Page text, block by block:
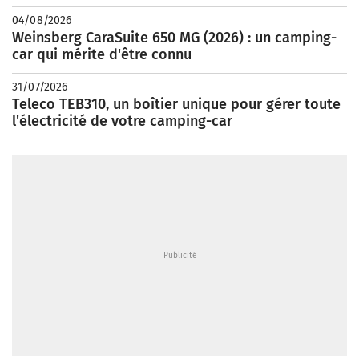
04/08/2026
Weinsberg CaraSuite 650 MG (2026) : un camping-
car qui mérite d'être connu
31/07/2026
Teleco TEB310, un boîtier unique pour gérer toute
l'électricité de votre camping-car